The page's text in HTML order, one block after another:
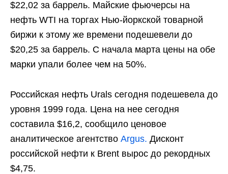
$22,02 за баррель. Майские фьючерсы на
нефть WTI на торгах Нью-йоркской товарной
биржи к этому же времени подешевели до
$20,25 за баррель. С начала марта цены на обе
марки упали более чем на 50%.
Российская нефть Urals сегодня подешевела до
уровня 1999 года. Цена на нее сегодня
составила $16,2, сообщило ценовое
аналитическое агентство Argus. Дисконт
российской нефти к Brent вырос до рекордных
$4,75.